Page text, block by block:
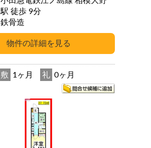
駅 徒歩 9分
鉄骨造
敷 1ヶ月 礼 0ヶ月